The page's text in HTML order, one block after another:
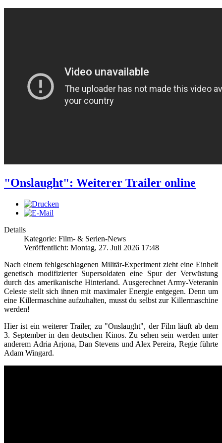
"Onslaught": Weiterer Trailer online
Details
Kategorie: Film- & Serien-News
Veröffentlicht: Montag, 27. Juli 2026 17:48
Nach einem fehlgeschlagenen Militär-Experiment zieht eine Einheit
genetisch modifizierter Supersoldaten eine Spur der Verwüstung
durch das amerikanische Hinterland. Ausgerechnet Army-Veteranin
Celeste stellt sich ihnen mit maximaler Energie entgegen. Denn um
eine Killermaschine aufzuhalten, musst du selbst zur Killermaschine
werden!
Hier ist ein weiterer Trailer, zu "Onslaught", der Film läuft ab dem
3. September in den deutschen Kinos. Zu sehen sein werden unter
anderem Adria Arjona, Dan Stevens und Alex Pereira, Regie führte
Adam Wingard.